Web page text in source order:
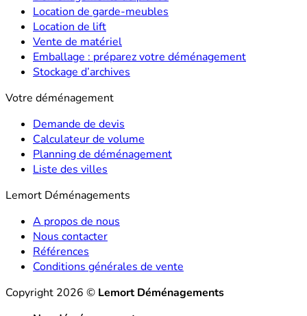
Location de garde-meubles
Location de lift
Vente de matériel
Emballage : préparez votre déménagement
Stockage d’archives
Votre déménagement
Demande de devis
Calculateur de volume
Planning de déménagement
Liste des villes
Lemort Déménagements
A propos de nous
Nous contacter
Références
Conditions générales de vente
Copyright 2026 © Lemort Déménagements